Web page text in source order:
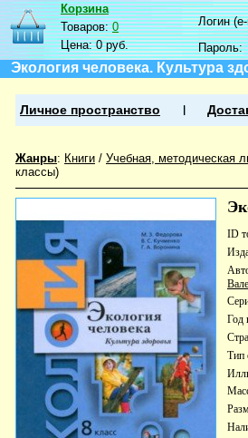
Корзина
Товаров:0
Цена:0 руб.
Логин
Пароль:
Экология человека. Культура
Личное пространство
Жанры: Книги / Учебная, методическая
классы)
ID
Год
Тип